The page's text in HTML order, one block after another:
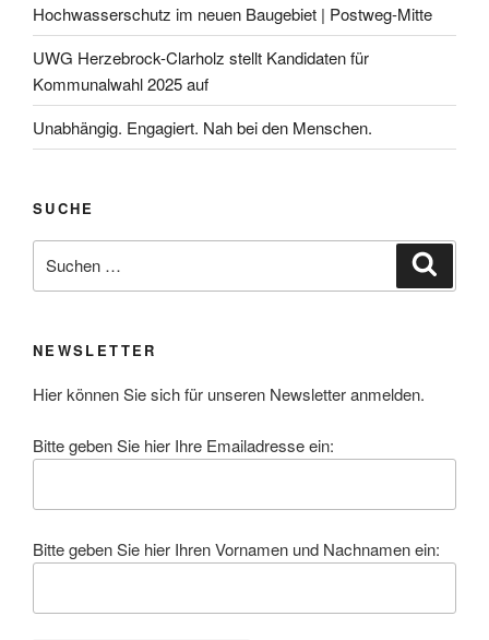
Hochwasserschutz im neuen Baugebiet | Postweg-Mitte
UWG Herzebrock-Clarholz stellt Kandidaten für
Kommunalwahl 2025 auf
Unabhängig. Engagiert. Nah bei den Menschen.
SUCHE
nach:
NEWSLETTER
Hier können Sie sich für unseren Newsletter anmelden.
Bitte geben Sie hier Ihre Emailadresse ein:
Bitte geben Sie hier Ihren Vornamen und Nachnamen ein: